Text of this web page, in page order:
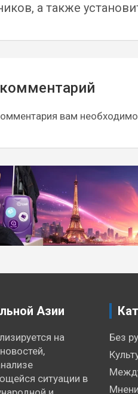
а также
вам необходимо
Азии
на
ситуации в
Без